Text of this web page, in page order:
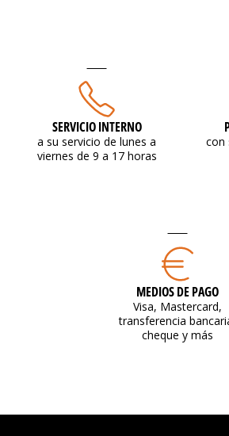
SERVICIO INTERNO
a su servicio de lunes a
viernes de 9 a 17 horas
con
MEDIOS DE PAGO
Visa, Mastercard,
transferencia
cheque y más